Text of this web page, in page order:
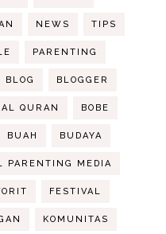
NEWS TIPS
PARENTING
BLOG BLOGGER
AL QURAN BOBE
BUAH BUDAYA
PARENTING MEDIA
FESTIVAL
KOMUNITAS